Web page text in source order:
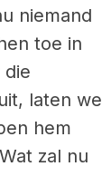
niemand
toe in
die
laten we
hem
zal nu